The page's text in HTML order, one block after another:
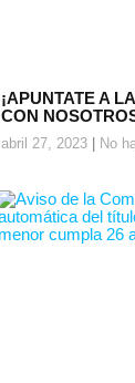
¡APUNTATE A
CON
abril 27, 2023 No